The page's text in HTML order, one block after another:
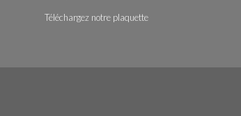
Téléchargez notre plaquette